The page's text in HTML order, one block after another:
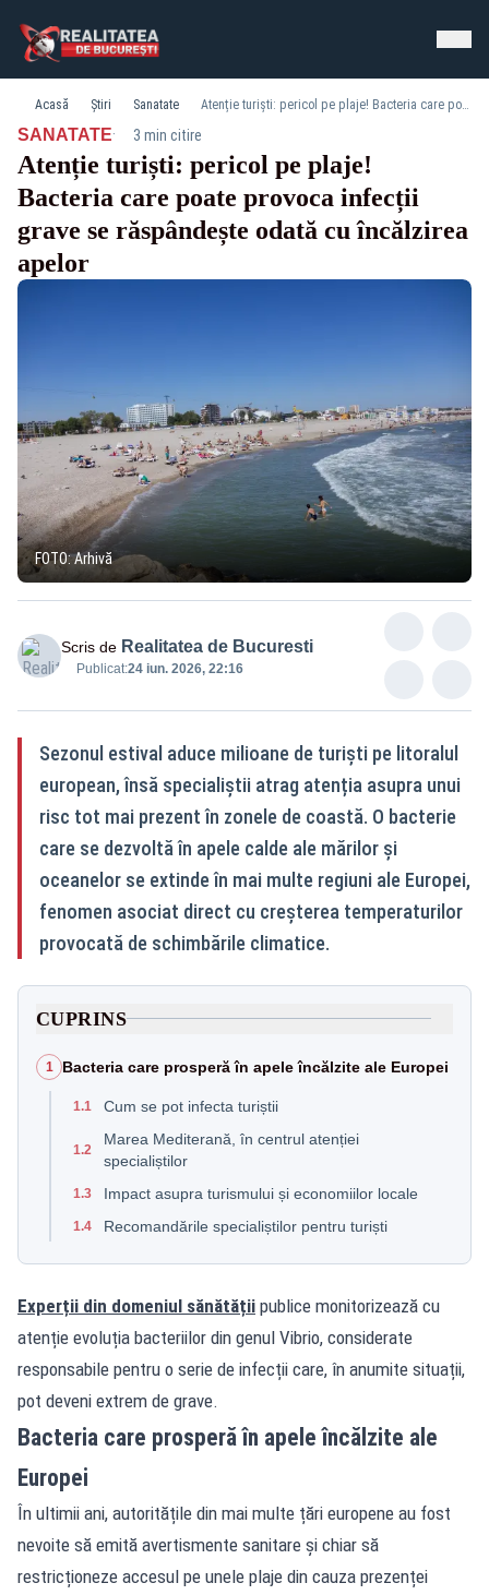
Acasă Știri Sanatate Atenție turiști: pericol pe plaje! Bacteria care poate provoca infecții grave se răspândește odată cu încălzirea apelor
SANATATE· 3 min citire
Atenție turiști: pericol pe plaje!
Bacteria care poate provoca infecții
grave se răspândește odată cu încălzirea
apelor
FOTO: Arhivă
Scris de Realitatea de Bucuresti
Publicat:24 iun. 2026, 22:16
Sezonul estival aduce milioane de turiști pe litoralul
european, însă specialiștii atrag atenția asupra unui
risc tot mai prezent în zonele de coastă. O bacterie
care se dezvoltă în apele calde ale mărilor și
oceanelor se extinde în mai multe regiuni ale Europei,
fenomen asociat direct cu creșterea temperaturilor
provocată de schimbările climatice.
CUPRINS
1 Bacteria care prosperă în apele încălzite ale Europei
1.1 Cum se pot infecta turiștii
1.2
Marea Mediterană, în centrul atenției
specialiștilor
1.3 Impact asupra turismului și economiilor locale
1.4 Recomandările specialiștilor pentru turiști
Experții din domeniul sănătății publice monitorizează cu
atenție evoluția bacteriilor din genul Vibrio, considerate
responsabile pentru o serie de infecții care, în anumite situații,
pot deveni extrem de grave.
Bacteria care prosperă în apele încălzite ale
Europei
În ultimii ani, autoritățile din mai multe țări europene au fost
nevoite să emită avertismente sanitare și chiar să
restricționeze accesul pe unele plaje din cauza prezenței